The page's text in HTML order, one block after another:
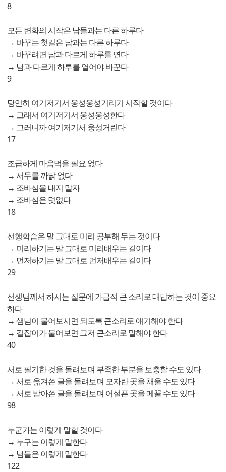
8
모든 변화의 시작은 남들과는 다른 하루다
→ 바꾸는 첫길은 남과는 다른 하루다
→ 바꾸려면 남과 다르게 하루를 연다
→ 남과 다르게 하루를 열어야 바꾼다
9
당연히 여기저기서 웅성웅성거리기 시작할 것이다
→ 그래서 여기저기서 웅성웅성한다
→ 그러니까 여기저기서 웅성거린다
17
조급하게 마음먹을 필요 없다
→ 서두를 까닭 없다
→ 조바심을 내지 말자
→ 조바심은 덧없다
18
선행학습은 말 그대로 미리 공부해 두는 것이다
→ 미리하기는 말 그대로 미리배우는 길이다
→ 먼저하기는 말 그대로 먼저배우는 길이다
29
선생님께서 하시는 질문에 가급적 큰 소리로 대답하는 것이 중요
하다
→ 샘님이 물어보시면 되도록 큰소리로 얘기해야 한다
→ 길잡이가 물어보면 그저 큰소리로 말해야 한다
40
서로 필기한 것을 돌려보며 부족한 부분을 보충할 수도 있다
→ 서로 옮겨쓴 글을 돌려보며 모자란 곳을 채울 수도 있다
→ 서로 받아쓴 글을 돌려보며 어설픈 곳을 메꿀 수도 있다
98
누군가는 이렇게 말할 것이다
→ 누구는 이렇게 말한다
→ 남들은 이렇게 말한다
122